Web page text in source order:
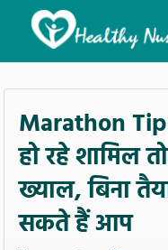
Marathon
हो रहे शामिल
ख्याल, बिना
सकते हैं आप